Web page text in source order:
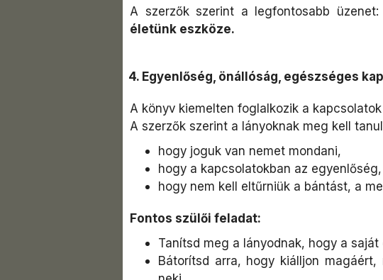
A szerzők szerint a legfontosabb
életünk eszköze.
4. Egyenlőség, önállóság, egészséges
A könyv kiemelten foglalkozik a
A szerzők szerint a lányoknak meg kell
hogy joguk van nemet mondani,
hogy a kapcsolatokban az
hogy nem kell eltűrniük a bántást, a
Fontos szülői feladat:
Tanítsd meg a lányodnak, hogy a
Bátorítsd arra, hogy kiálljon